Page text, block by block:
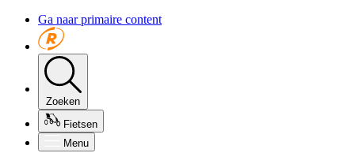
Ga naar primaire content
Zoeken
Fietsen
Menu